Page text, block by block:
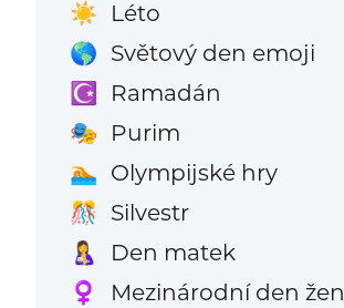
☀️ Léto
🌎 Světový den emoji
☪️ Ramadán
🎭 Purim
🏊 Olympijské hry
🎊 Silvestr
🤱 Den matek
♀️ Mezinárodní den žen